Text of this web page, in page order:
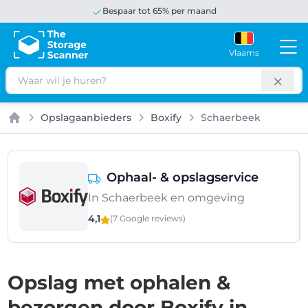
Bespaar tot 65% per maand
Vlaams
Zoeken
Home
Opslagaanbieders Boxify Schaerbeek
Ophaal- & opslagservice
In Schaerbeek en omgeving
4,1 (7 Google reviews)
Opslag met ophalen &